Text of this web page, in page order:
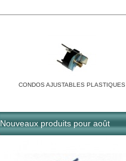
CONDOS AJUSTABLES PLASTIQUES
Nouveaux produits pour août